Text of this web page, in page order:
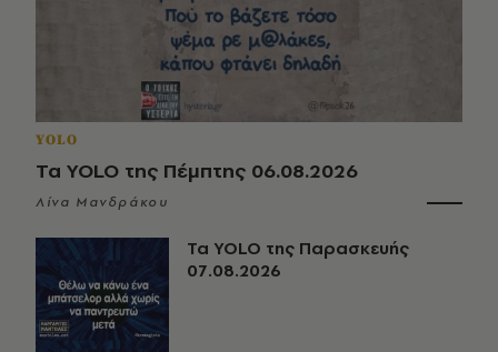
YOLO
Τα YOLO της Πέμπτης 06.08.2026
Λίνα Μανδράκου
Τα YOLO της Παρασκευής
07.08.2026